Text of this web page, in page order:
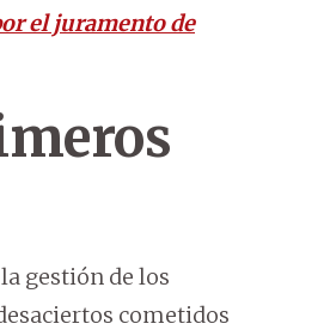
el juramento de
gestión de los
cometidos